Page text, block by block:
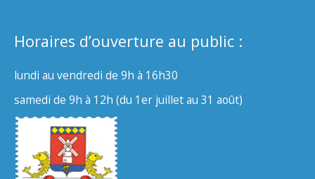
Horaires d’ouverture au public :
lundi au vendredi de 9h à 16h30
samedi de 9h à 12h (du 1er juillet au 31 août)